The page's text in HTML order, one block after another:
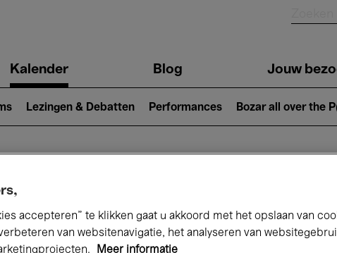
Kalender Blog Jouw
Lezingen & Debatten Performances Bozar all over the
accepteren” te klikken gaat u akkoord met het opslaan van
van websitenavigatie, het analyseren van
Meer informatie